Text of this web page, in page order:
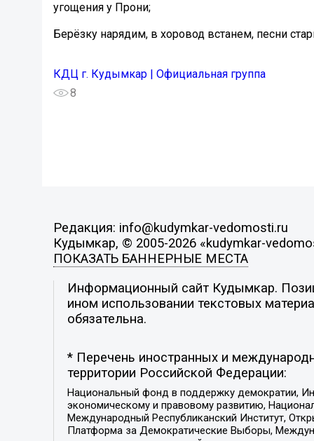
угощения у Прони;
Берёзку нарядим, в хоровод встанем, песни
КДЦ г. Кудымкар | Официальная группа
8
Редакция: info@kudymkar-vedomosti.ru
Кудымкар, © 2005-2026 «kudymkar-
ПОКАЗАТЬ БАННЕРНЫЕ МЕСТА
Информационный сайт Кудымкар.
ином использовании текстовых
обязательна.
* Перечень иностранных и
территории Российской Федерации:
Национальный фонд в поддержку демократии,
экономическому и правовому развитию,
Международный Республиканский Институт,
Платформа за Демократические Выборы,